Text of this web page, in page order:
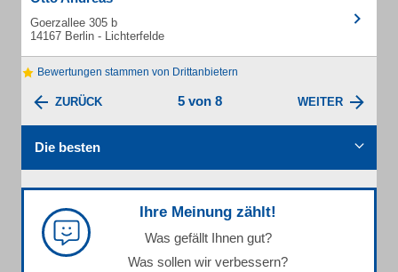
Goerzallee 305 b
14167 Berlin - Lichterfelde
Bewertungen stammen von Drittanbietern
ZURÜCK 5 von 8 WEITER
Die besten
Ihre Meinung zählt!
Was gefällt Ihnen gut?
Was sollen wir verbessern?